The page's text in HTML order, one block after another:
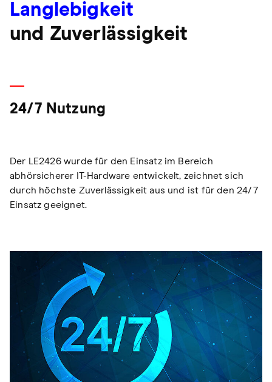
Langlebigkeit
und Zuverlässigkeit
24/7 Nutzung
Der LE2426 wurde für den Einsatz im Bereich
abhörsicherer IT-Hardware entwickelt, zeichnet sich
durch höchste Zuverlässigkeit aus und ist für den 24/7
Einsatz geeignet.